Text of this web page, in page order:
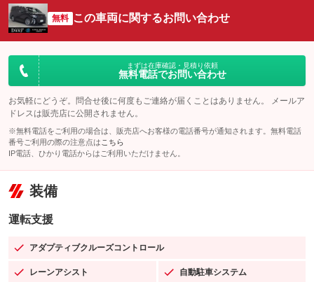
無料 この車両に関するお問い合わせ
まずは在庫確認・見積り依頼
無料電話でお問い合わせ
お気軽にどうぞ。問合せ後に何度もご連絡が届くことはありません。 メールア
ドレスは販売店に公開されません。
※無料電話をご利用の場合は、販売店へお客様の電話番号が通知されます。無料電話
番号ご利用の際の注意点は こちら
IP電話、ひかり電話からはご利用いただけません。
装備
運転支援
アダプティブクルーズコントロール
：装備あり
レーンアシスト
：装備あり 自動駐車システム
：装備あり